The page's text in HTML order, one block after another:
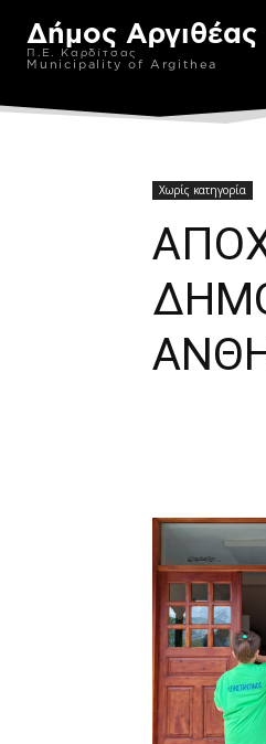
Δήμος Αργιθέας
Π.Ε. Καρδίτσας
Municipality of Argithea
Χωρίς κατηγορία